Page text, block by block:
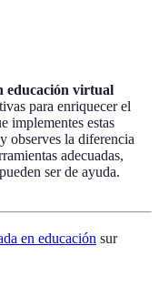
educación virtual
para enriquecer el
implementes estas
observes la diferencia
adecuadas,
ser de ayuda.
en educación sur